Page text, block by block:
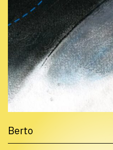
Berto